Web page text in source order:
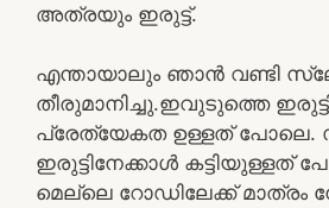
അത്രയും ഇരുട്ട്.
എന്തായാലും ഞാൻ വണ്ടി
തീരുമാനിച്ചു.ഇവുടുത്തെ
പ്രേത്യേകത ഉള്ളത്
ഇരുട്ടിനേക്കാൾ കട്ടിയുള്ളത്
മെല്ലെ റോഡിലേക്ക് മാത്രം